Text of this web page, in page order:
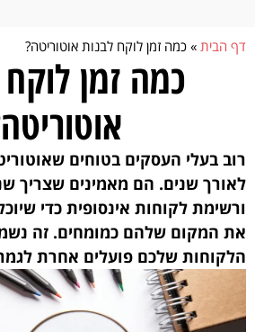
דף הבית » כמה זמן לוקח לבנות אוטוריטה?
כמה זמן
רוב בעלי העסקים בטוחים
לאורך שנים. הם מאמינים שצריך
ורשימת לקוחות אינסופית כדי
את המקום שלהם כמומחים. זה
הלקוחות שלכם פועלים אחרת